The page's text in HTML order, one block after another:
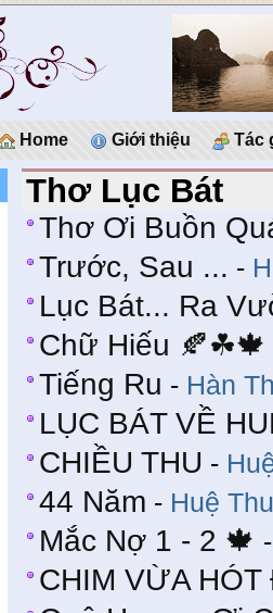
Home Giới thiệu Tác
Thơ Lục Bát
Thơ Ơi Buồn
Trước, Sau ... -
Lục Bát... Ra
Chữ Hiếu 🍂☘🍁
Tiếng Ru - Hàn
LỤC BÁT VỀ
CHIỀU THU -
44 Năm - Huệ
Mắc Nợ 1 - 2 🍁
CHIM VỪA